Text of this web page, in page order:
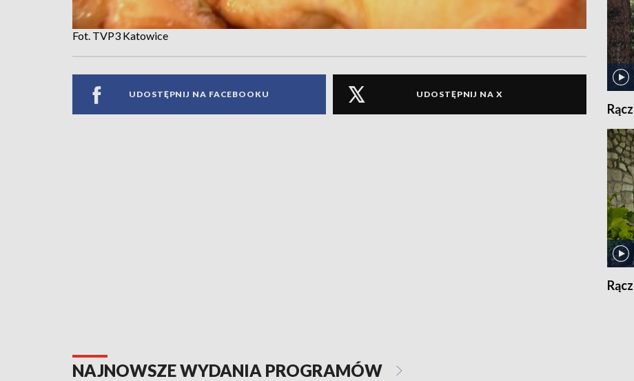
Fot. TVP3 Katowice
UDOSTĘPNIJ NA FACEBOOKU UDOSTĘPNIJ NA X
NAJNOWSZE WYDANIA PROGRAMÓW